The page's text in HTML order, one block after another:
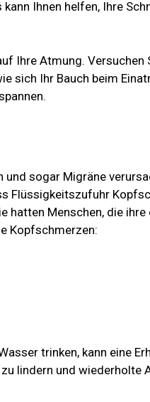
kann Ihnen helfen, Ihre
Ihre Atmung.
sich Ihr Bauch beim
sogar Migräne
Flüssigkeitszufuhr
hatten Menschen, die
Kopfschmerzen:
trinken, kann eine
lindern und wiederholte